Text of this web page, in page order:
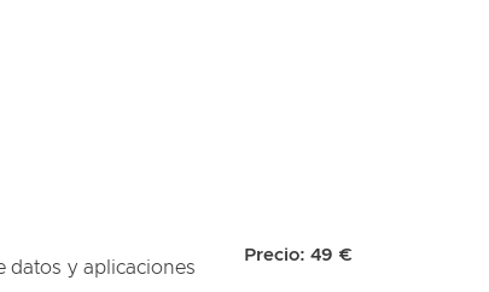
datos y aplicaciones
Precio: 49 €